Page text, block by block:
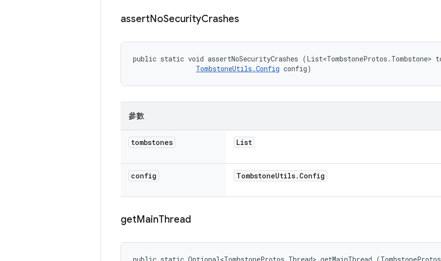
assertNoSecurityCrashes
public static void assertNoSecurityCrashes (List<TombstoneProtos.Tombstone>
TombstoneUtils.Config config)
參數
tombstones List
config TombstoneUtils. Config
getMainThread